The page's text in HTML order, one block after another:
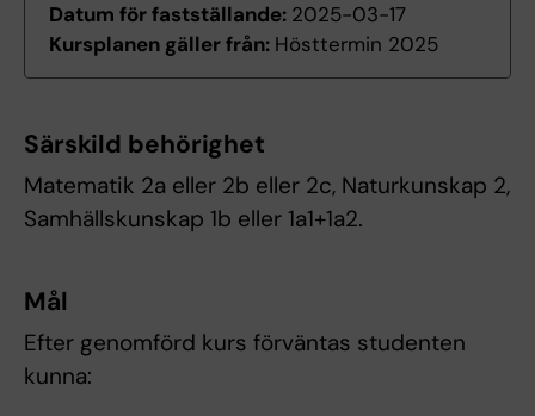
Datum för fastställande: 2025-03-17
Kursplanen gäller från: Hösttermin 2025
Särskild behörighet
Matematik 2a eller 2b eller 2c, Naturkunskap 2,
Samhällskunskap 1b eller 1a1+1a2.
Mål
Efter genomförd kurs förväntas studenten
kunna: